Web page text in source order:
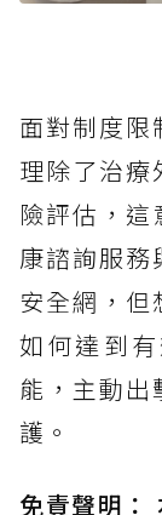
面對制度限
理除了治療
險評估，
康諮詢服務
安全網，但
如何達到
能，主動出
護。
免責聲明：